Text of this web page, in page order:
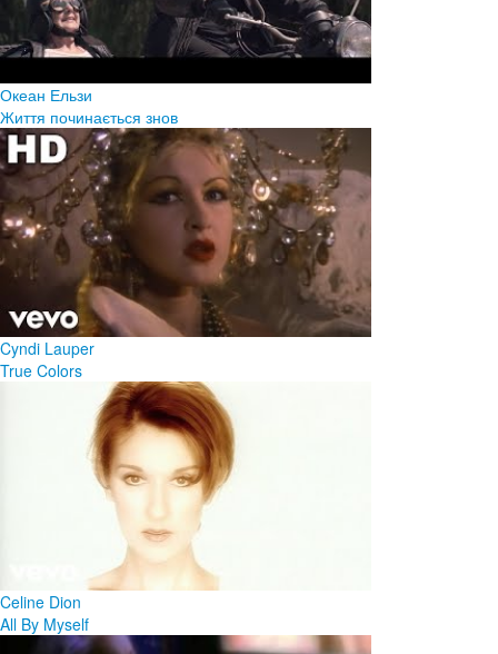
Океан Ельзи
Життя починається знов
Cyndi Lauper
True Colors
Celine Dion
All By Myself